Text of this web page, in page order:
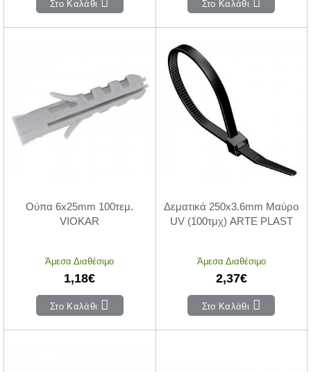
Στο Καλάθι Στο Καλάθι
Ούπα 6x25mm 100τεμ.
VIOKAR
Άμεσα Διαθέσιμο
1,18€
Στο Καλάθι
Δεματικά 250x3.6mm Μαύρο
UV (100τμχ) ARTE PLAST
Άμεσα Διαθέσιμο
2,37€
Στο Καλάθι